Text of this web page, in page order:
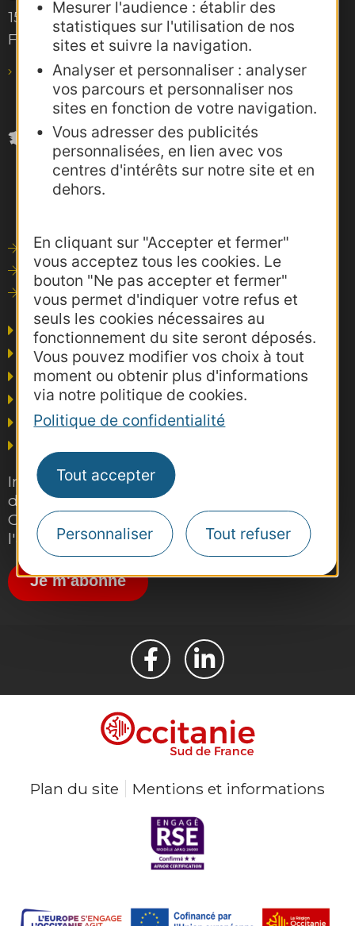
Mesurer l'audience : établir des
statistiques sur l'utilisation de nos
sites et suivre la navigation.
Analyser et personnaliser : analyser
vos parcours et personnaliser nos
sites en fonction de votre navigation.
Vous adresser des publicités
personnalisées, en lien avec vos
centres d'intérêts sur notre site et en
dehors.
En cliquant sur "Accepter et fermer"
vous acceptez tous les cookies. Le
bouton "Ne pas accepter et fermer"
vous permet d'indiquer votre refus et
seuls les cookies nécessaires au
fonctionnement du site seront déposés.
Vous pouvez modifier vos choix à tout
moment ou obtenir plus d'informations
via notre politique de cookies.
Politique de confidentialité
Tout accepter
Personnaliser Tout refuser
15, rue Rivals – CS 78543
F-31685 Toulouse Cedex 6
pro@agence-adocc.com
Outils de communication
Photothèque
Consultations
Agence AD'OCC
Presse et influence
Voyagistes
Business/Mice
Thermalisme
Inscrivez-vous gratuitement à la lettre
d'information pro de la destination
Occitanie pour suivre nos actions et
l'actualité du tourisme dans la région
Je m'abonne
Plan du site Mentions et informations